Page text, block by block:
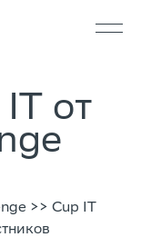
от
>> Cup IT